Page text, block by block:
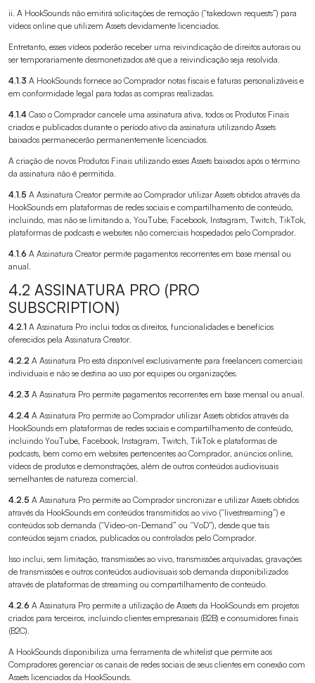
ii. A HookSounds não emitirá solicitações de remoção (“takedown requests”) para
vídeos online que utilizem Assets devidamente licenciados.
Entretanto, esses vídeos poderão receber uma reivindicação de direitos autorais ou
ser temporariamente desmonetizados até que a reivindicação seja resolvida.
4.1.3 A HookSounds fornece ao Comprador notas fiscais e faturas personalizáveis e
em conformidade legal para todas as compras realizadas.
4.1.4 Caso o Comprador cancele uma assinatura ativa, todos os Produtos Finais
criados e publicados durante o período ativo da assinatura utilizando Assets
baixados permanecerão permanentemente licenciados.
A criação de novos Produtos Finais utilizando esses Assets baixados após o término
da assinatura não é permitida.
4.1.5 A Assinatura Creator permite ao Comprador utilizar Assets obtidos através da
HookSounds em plataformas de redes sociais e compartilhamento de conteúdo,
incluindo, mas não se limitando a, YouTube, Facebook, Instagram, Twitch, TikTok,
plataformas de podcasts e websites não comerciais hospedados pelo Comprador.
4.1.6 A Assinatura Creator permite pagamentos recorrentes em base mensal ou
anual.
4.2 ASSINATURA PRO (PRO
SUBSCRIPTION)
4.2.1 A Assinatura Pro inclui todos os direitos, funcionalidades e benefícios
oferecidos pela Assinatura Creator.
4.2.2 A Assinatura Pro está disponível exclusivamente para freelancers comerciais
individuais e não se destina ao uso por equipes ou organizações.
4.2.3 A Assinatura Pro permite pagamentos recorrentes em base mensal ou anual.
4.2.4 A Assinatura Pro permite ao Comprador utilizar Assets obtidos através da
HookSounds em plataformas de redes sociais e compartilhamento de conteúdo,
incluindo YouTube, Facebook, Instagram, Twitch, TikTok e plataformas de
podcasts, bem como em websites pertencentes ao Comprador, anúncios online,
vídeos de produtos e demonstrações, além de outros conteúdos audiovisuais
semelhantes de natureza comercial.
4.2.5 A Assinatura Pro permite ao Comprador sincronizar e utilizar Assets obtidos
através da HookSounds em conteúdos transmitidos ao vivo (“livestreaming”) e
conteúdos sob demanda (“Video-on-Demand” ou “VoD”), desde que tais
conteúdos sejam criados, publicados ou controlados pelo Comprador.
Isso inclui, sem limitação, transmissões ao vivo, transmissões arquivadas, gravações
de transmissões e outros conteúdos audiovisuais sob demanda disponibilizados
através de plataformas de streaming ou compartilhamento de conteúdo.
4.2.6 A Assinatura Pro permite a utilização de Assets da HookSounds em projetos
criados para terceiros, incluindo clientes empresariais (B2B) e consumidores finais
(B2C).
A HookSounds disponibiliza uma ferramenta de whitelist que permite aos
Compradores gerenciar os canais de redes sociais de seus clientes em conexão com
Assets licenciados da HookSounds.